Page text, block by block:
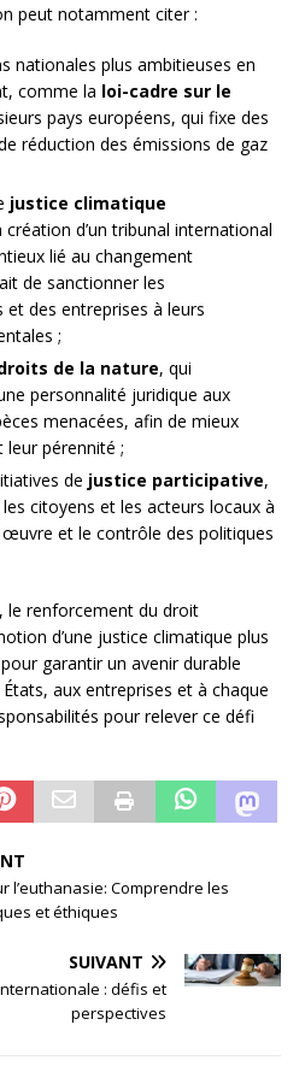
peut notamment citer :
nationales plus ambitieuses en
comme la loi-cadre sur le
pays européens, qui fixe des
réduction des émissions de gaz
justice climatique
création d’un tribunal international
lié au changement
de sanctionner les
des entreprises à leurs
;
de la nature, qui
personnalité juridique aux
menacées, afin de mieux
pérennité ;
de justice participative,
citoyens et les acteurs locaux à
œuvre et le contrôle des politiques
le renforcement du droit
d’une justice climatique plus
garantir un avenir durable
aux entreprises et à chaque
pour relever ce défi
l’euthanasie: Comprendre les
et éthiques
SUIVANT
: défis et
perspectives